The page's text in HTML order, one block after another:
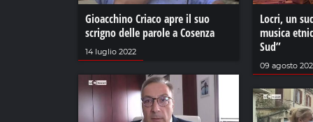
Gioacchino Criaco apre il suo
scrigno delle parole a Cosenza
14 luglio 2022
Locri, un
musica
Sud”
09 agosto